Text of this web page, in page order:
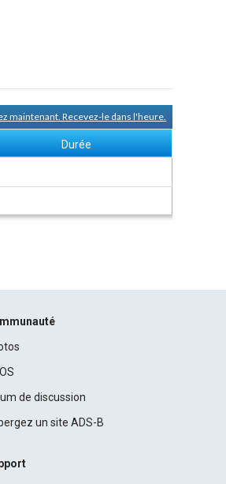
maintenant. Recevez-le dans l'heure.
Durée
de discussion
un site ADS-B